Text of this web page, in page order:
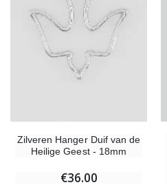
Zilveren Hanger Duif van de
Heilige Geest - 18mm
€36.00